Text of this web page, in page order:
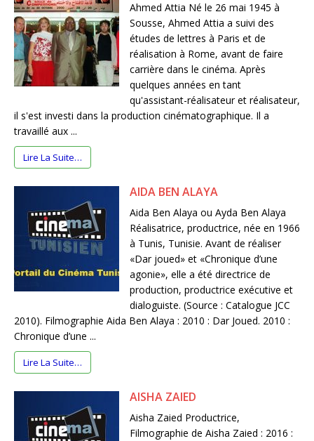
Ahmed Attia Né le 26 mai 1945 à
Sousse, Ahmed Attia a suivi des
études de lettres à Paris et de
réalisation à Rome, avant de faire
carrière dans le cinéma. Après
quelques années en tant
qu'assistant-réalisateur et réalisateur,
il s'est investi dans la production cinématographique. Il a
travaillé aux ...
Lire La Suite…
AIDA BEN ALAYA
Aida Ben Alaya ou Ayda Ben Alaya
Réalisatrice, productrice, née en 1966
à Tunis, Tunisie. Avant de réaliser
«Dar joued» et «Chronique d’une
agonie», elle a été directrice de
production, productrice exécutive et
dialoguiste. (Source : Catalogue JCC
2010). Filmographie Aida Ben Alaya : 2010 : Dar Joued. 2010 :
Chronique d’une ...
Lire La Suite…
AISHA ZAIED
Aisha Zaied Productrice,
Filmographie de Aisha Zaied : 2016 :